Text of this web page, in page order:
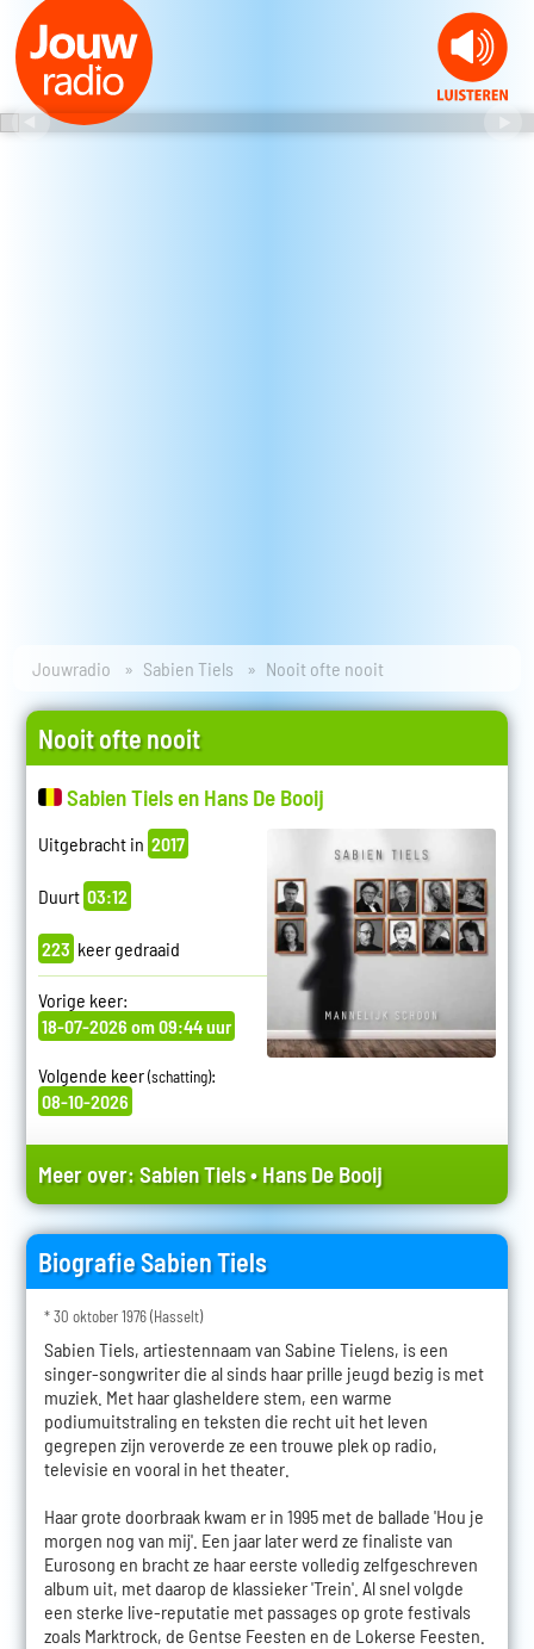
Jouwradio Sabien Tiels Nooit ofte nooit
Nooit ofte nooit
Sabien Tiels en Hans De Booij
Uitgebracht in 2017
Duurt 03:12
223 keer gedraaid
Vorige keer:
18-07-2026 om 09:44 uur
Volgende keer(schatting):
08-10-2026
Meer over:Sabien Tiels•Hans De Booij
Biografie Sabien Tiels
* 30 oktober 1976 (Hasselt)
Sabien Tiels, artiestennaam van Sabine Tielens, is een
singer-songwriter die al sinds haar prille jeugd bezig is met
muziek. Met haar glasheldere stem, een warme
podiumuitstraling en teksten die recht uit het leven
gegrepen zijn veroverde ze een trouwe plek op radio,
televisie en vooral in het theater.
Haar grote doorbraak kwam er in 1995 met de ballade 'Hou je
morgen nog van mij'. Een jaar later werd ze finaliste van
Eurosong en bracht ze haar eerste volledig zelfgeschreven
album uit, met daarop de klassieker 'Trein'. Al snel volgde
een sterke live-reputatie met passages op grote festivals
zoals Marktrock, de Gentse Feesten en de Lokerse Feesten.